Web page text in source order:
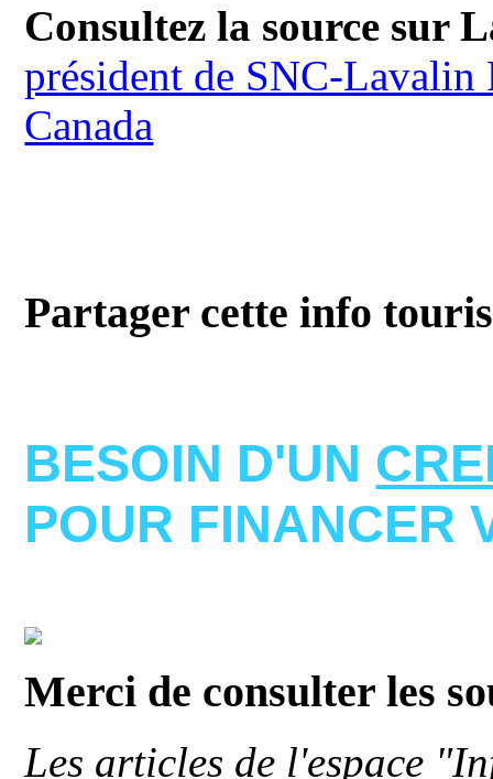
Consultez la source sur
président de SNC-Lavalin
Canada
Partager cette info
BESOIN D'UN
POUR FINANCER
Merci de consulter les
Les articles de l'espace